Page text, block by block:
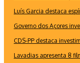
Luís Garcia destaca
Governo dos Açores
CDS-PP destaca
Lavadias apresenta 8